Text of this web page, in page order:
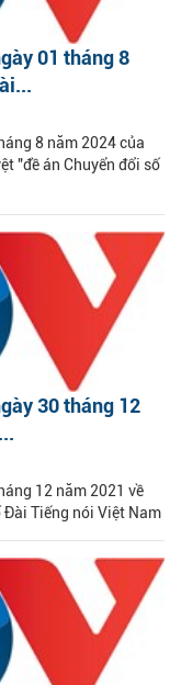
01 tháng 8
8 năm 2024 của
"đề án Chuyển đổi số
30 tháng 12
12 năm 2021 về
Đài Tiếng nói Việt Nam